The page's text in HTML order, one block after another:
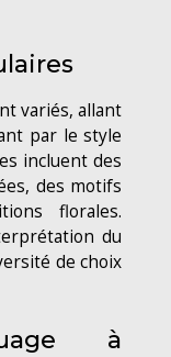
variés, allant
par le style
incluent des
des motifs
florales.
du
de choix
à